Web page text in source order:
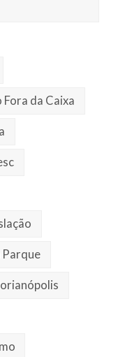
Fora da Caixa
Parque